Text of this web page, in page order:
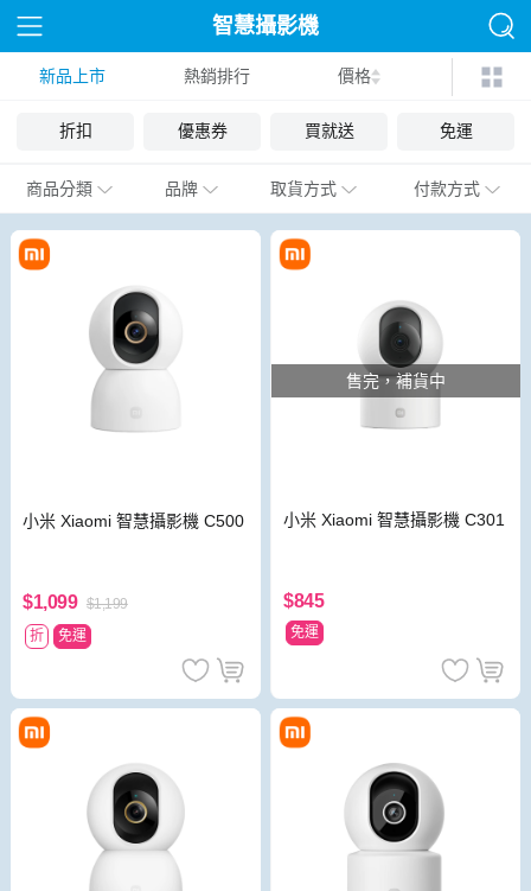
智慧攝影機
新品上市 熱銷排行 價格
折扣 優惠券 買就送 免運
商品分類 品牌 取貨方式 付款方式
小米 Xiaomi 智慧攝影機 C500
$1,099 $1,199
折
免運
售完，補貨中
小米 Xiaomi 智慧攝影機 C301
$845
免運